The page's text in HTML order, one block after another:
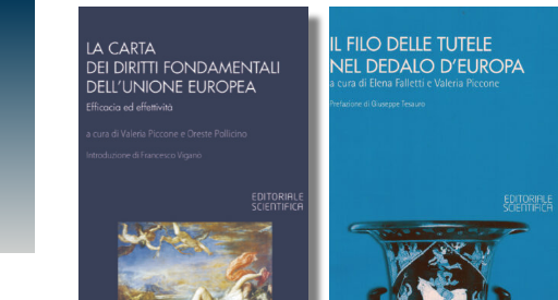
base
più
recente